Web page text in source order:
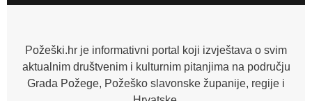
o
f
Požeški.hr je informativni portal koji izvještava o svim
aktualnim društvenim i kulturnim pitanjima na području
Grada Požege, Požeško slavonske županije, regije i